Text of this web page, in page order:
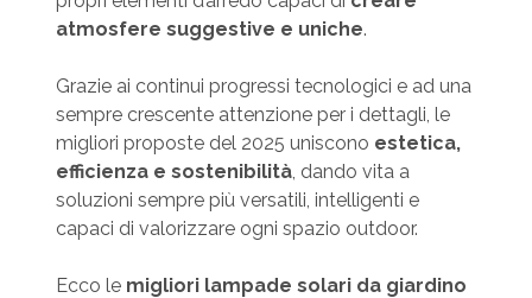
atmosfere suggestive e uniche.
Grazie ai continui progressi tecnologici e ad una
sempre crescente attenzione per i dettagli, le
migliori proposte del 2025 uniscono estetica,
efficienza e sostenibilità, dando vita a
soluzioni sempre più versatili, intelligenti e
capaci di valorizzare ogni spazio outdoor.
Ecco lemigliori lampade solari da giardino